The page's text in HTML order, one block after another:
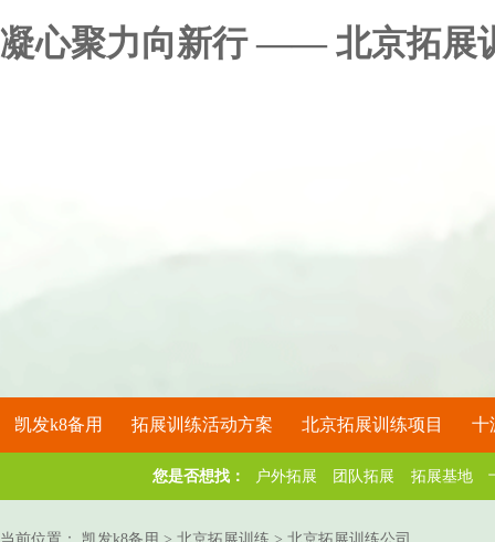
凝心聚力向新行 —— 北京拓展
凯发k8备用 拓展训练活动方案 北京拓展训练项目 十
您是否想找： 户外拓展 团队拓展 拓展基地